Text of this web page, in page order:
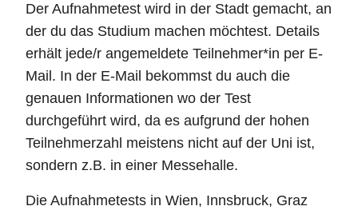
Der Aufnahmetest wird in der Stadt gemacht, an
der du das Studium machen möchtest. Details
erhält jede/r angemeldete Teilnehmer*in per E-
Mail. In der E-Mail bekommst du auch die
genauen Informationen wo der Test
durchgeführt wird, da es aufgrund der hohen
Teilnehmerzahl meistens nicht auf der Uni ist,
sondern z.B. in einer Messehalle.
Die Aufnahmetests in Wien, Innsbruck, Graz